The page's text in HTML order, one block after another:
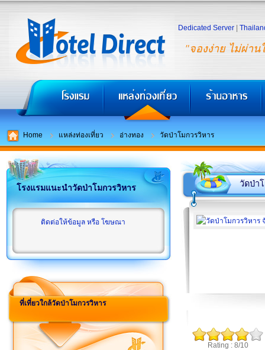
"จองง่าย ไม่ผ่าน
Dedicated Server
Home แหล่งท่องเที่ยว อ่างทอง วัดป่าโมกวรวิหาร
โรงแรมแนะนำวัดป่าโมกวรวิหาร
ติดต่อให้ข้อมูล หรือ โฆษณา
ที่เที่ยวใกล้วัดป่าโมกวรวิหาร
วัดป่า
Rating : 8/10